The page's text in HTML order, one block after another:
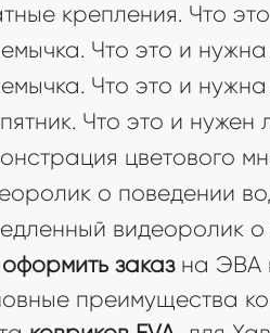
крепления. Что
Что это и
Что это и
Что это и нужен
цветового
о поведении
видеоролик
заказна ЭВА
преимущества